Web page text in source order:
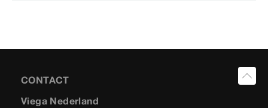
CONTACT
Viega Nederland